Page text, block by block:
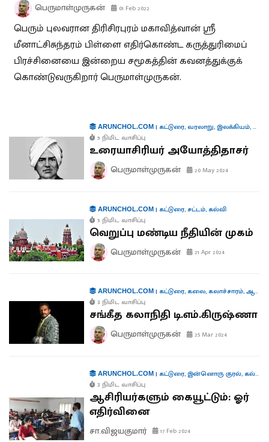
பெருமாள்முருகன் 01 Feb 2022
பெரும் புலவரான திரிசிரபுரம் மகாவித்வான் ஸ்ரீ
மீனாட்சிசுந்தரம் பிள்ளை எதிர்கொண்ட கருத்துரிமைப்
பிரச்சினையை இன்றைய சமூகத்தின் கவனத்துக்குக்
கொண்டுவருகிறார் பெருமாள்முருகன்.
ARUNCHOL.COM| கட்டுரை, வரலாறு, இலக்கியம்,
5 நிமிட வாசிப்பு
உரையாசிரியர் அயோத்திதாசர்
பெருமாள்முருகன் 20 May 2024
ARUNCHOL.COM| கட்டுரை, சட்டம், கல்வி
5 நிமிட வாசிப்பு
வெறுப்பு மண்டிய நீதியின் முகம்
பெருமாள்முருகன் 21 Apr 2024
ARUNCHOL.COM| கட்டுரை, கலை, கலாச்சாரம்,ஆளுமைகள்
3 நிமிட வாசிப்பு
சங்கீத கலாநிதி டி.எம்.கிருஷ்ணா
பெருமாள்முருகன் 25 Mar 2024
ARUNCHOL.COM| கட்டுரை, இன்னொரு குரல், கல்வி
3 நிமிட வாசிப்பு
ஆசிரியர்களும் கையூட்டும்: ஓர்
எதிர்வினை
சா.விஜயகுமார் 17 Feb 2024